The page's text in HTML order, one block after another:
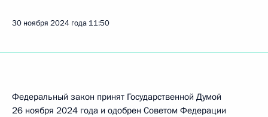
30 ноября 2024 года 11:50
Федеральный закон принят Государственной Думой
26 ноября 2024 года и одобрен Советом Федерации